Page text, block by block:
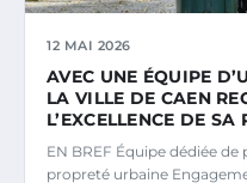
12 MAI 2026
AVEC UNE ÉQUIPE
LA VILLE DE CAEN
L’EXCELLENCE DE
EN BREF Équipe dédiée de
propreté urbaine